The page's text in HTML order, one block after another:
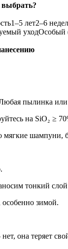
лет2–6
пылинка или
на SiO₂ ≥
мягкие шампуни,
тонкий
особенно зимой.
она теряет